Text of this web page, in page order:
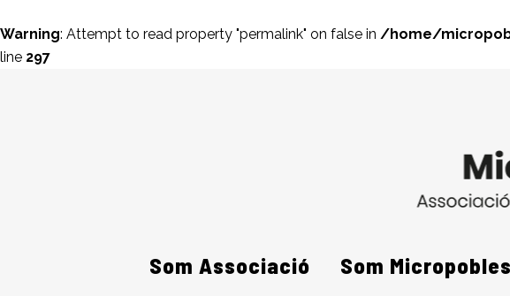
Warning: Attempt to read property "permalink" on false in /home/
line 297
Som Associació Som Micropobles